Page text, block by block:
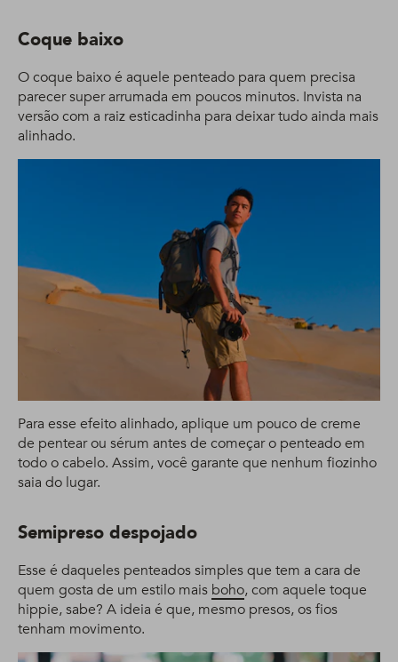
Coque baixo
O coque baixo é aquele penteado para quem precisa
parecer super arrumada em poucos minutos. Invista na
versão com a raiz esticadinha para deixar tudo ainda mais
alinhado.
Para esse efeito alinhado, aplique um pouco de creme
de pentear ou sérum antes de começar o penteado em
todo o cabelo. Assim, você garante que nenhum fiozinho
saia do lugar.
Semipreso despojado
Esse é daqueles penteados simples que tem a cara de
quem gosta de um estilo mais boho, com aquele toque
hippie, sabe? A ideia é que, mesmo presos, os fios
tenham movimento.